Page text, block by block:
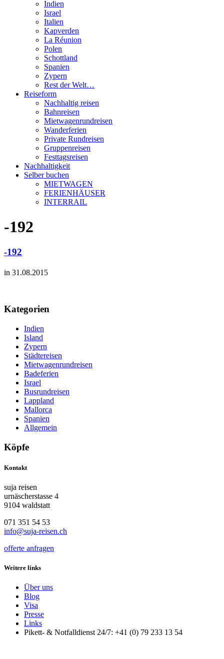
Indien
Israel
Italien
Kapverden
La Réunion
Polen
Schottland
Spanien
Zypern
Rest der Welt…
Reiseform
Nachhaltig reisen
Bahnreisen
Mietwagenrundreisen
Wanderferien
Private Rundreisen
Gruppenreisen
Festtagsreisen
Nachhaltigkeit
Selber buchen
MIETWAGEN
FERIENHÄUSER
INTERRAIL
-192
-192
in 31.08.2015
Kategorien
Indien
Island
Zypern
Städtereisen
Mietwagenrundreisen
Badeferien
Israel
Busrundreisen
Lappland
Mallorca
Spanien
Allgemein
Köpfe
Kontakt
suja reisen
urnäscherstasse 4
9104 waldstatt
071 351 54 53
info@suja-reisen.ch
offerte anfragen
Weitere links
Über uns
Blog
Visa
Presse
Links
Pikett- & Notfalldienst 24/7: +41 (0) 79 233 13 54